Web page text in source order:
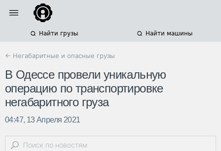
Найти грузы Найти машины
← Негабаритные и опасные грузы
В Одессе провели уникальную
операцию по транспортировке
негабаритного груза
04:47, 13 Апреля 2021